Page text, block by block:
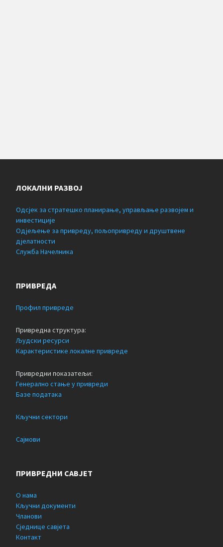
ЛОКАЛНИ РАЗВОЈ
Одсјек за стратешко планирање, управљање развојем и
инвестиције
Одјељење за привреду, пољопривреду и друштвене
дјелатности
Служба Начелника
ПРИВРЕДА
Профил привреде
Привредна структура:
Људски ресурси
Карактеристике локалне привреде
Привредни показатељи:
Генерално стање у привреди
Базе података
Кључни сектори
Сајмови
ПРИВРЕДНИ САВЈЕТ
О нама
Кључни документи
Чланови
Сједнице савјета
Контакт